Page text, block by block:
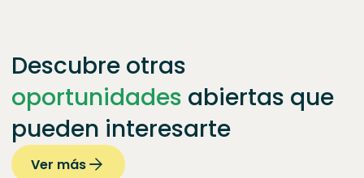
Descubre otras
oportunidades abiertas que
pueden interesarte
Ver más